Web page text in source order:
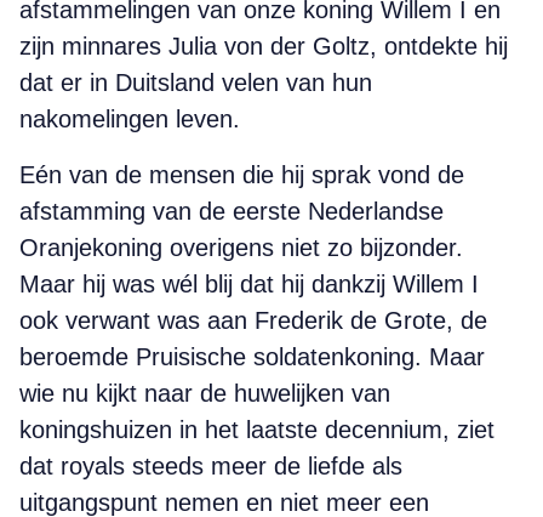
afstammelingen van onze koning Willem I en
zijn minnares Julia von der Goltz, ontdekte hij
dat er in Duitsland velen van hun
nakomelingen leven.
Eén van de mensen die hij sprak vond de
afstamming van de eerste Nederlandse
Oranjekoning overigens niet zo bijzonder.
Maar hij was wél blij dat hij dankzij Willem I
ook verwant was aan Frederik de Grote, de
beroemde Pruisische soldatenkoning. Maar
wie nu kijkt naar de huwelijken van
koningshuizen in het laatste decennium, ziet
dat royals steeds meer de liefde als
uitgangspunt nemen en niet meer een